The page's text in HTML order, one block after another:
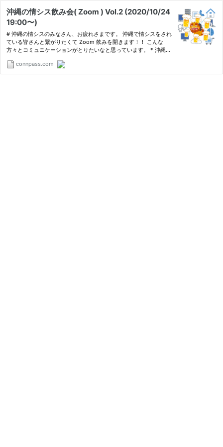
沖縄の情シス飲み会( Zoom ) Vol.2 (2020/10/24
19:00〜)
# 沖縄の情シスのみなさん、お疲れさまです。 沖縄で情シスをされ
ている皆さんと繋がりたくて Zoom 飲みを開きます！！ こんな
方々とコミュニケーションがとりたいなと思っています。 * 沖縄で
T に詳しくて社内システムの導入や管理を任されている方…
connpass.com